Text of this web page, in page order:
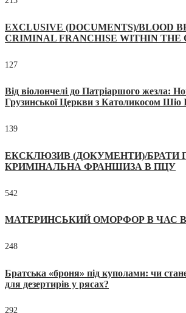
EXCLUSIVE (DOCUMENTS)/BLOOD
CRIMINAL FRANCHISE WITHIN THE
127
Від віолончелі до Патріаршого жезла:
Грузинської Церкви з Католикосом Шіо
139
ЕКСКЛЮЗИВ (ДОКУМЕНТИ)/БРАТИ
КРИМІНАЛЬНА ФРАНШИЗА В ПЦУ
542
МАТЕРИНСЬКИЙ ОМОРФОР В ЧАС
248
Братська «броня» під куполами: чи
для дезертирів у рясах?
292